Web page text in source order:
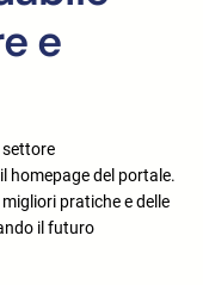
e
settore
homepage del portale.
pratiche e delle
il futuro